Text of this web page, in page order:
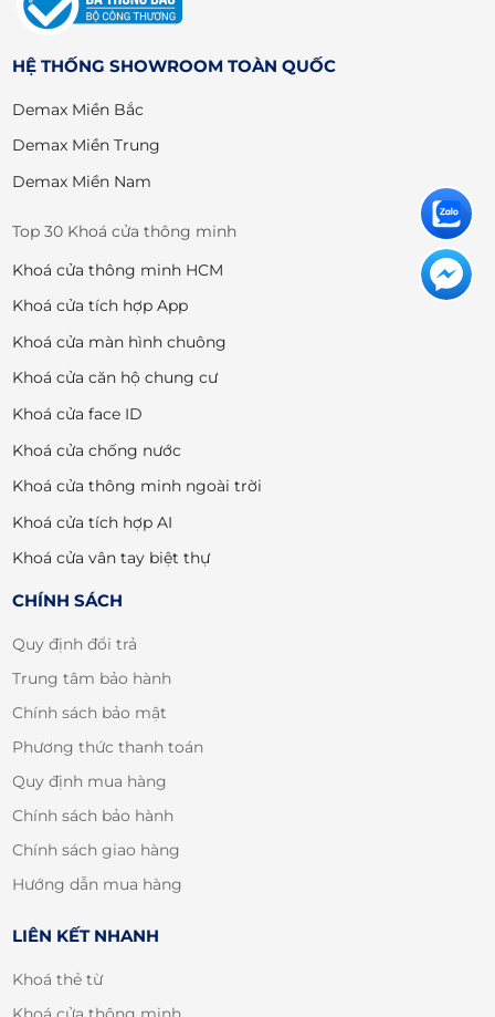
HỆ THỐNG SHOWROOM TOÀN QUỐC
Demax Miền Bắc
Demax Miền Trung
Demax Miền Nam
Top 30 Khoá cửa thông minh
Khoá cửa thông minh HCM
Khoá cửa tích hợp App
Khoá cửa màn hình chuông
Khoá cửa căn hộ chung cư
Khoá cửa face ID
Khoá cửa chống nước
Khoá cửa thông minh ngoài trời
Khoá cửa tích hợp AI
Khoá cửa vân tay biệt thự
CHÍNH SÁCH
Quy định đổi trả
Trung tâm bảo hành
Chính sách bảo mật
Phương thức thanh toán
Quy định mua hàng
Chính sách bảo hành
Chính sách giao hàng
Hướng dẫn mua hàng
LIÊN KẾT NHANH
Khoá thẻ từ